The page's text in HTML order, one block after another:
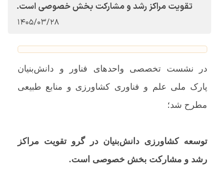
تقویت مراکز رشد و مشارکت بخش خصوصی است.
1405/03/28
در نشست تخصصی واحدهای فناور و دانش‌بنیان
پارک ملی علم و فناوری کشاورزی و منابع طبیعی
مطرح شد؛
توسعه کشاورزی دانش‌بنیان در گرو تقویت مراکز
رشد و مشارکت بخش خصوصی است.